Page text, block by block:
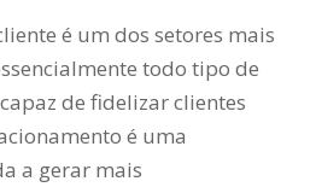
é um dos setores mais
todo tipo de
de fidelizar clientes
é uma
a gerar mais